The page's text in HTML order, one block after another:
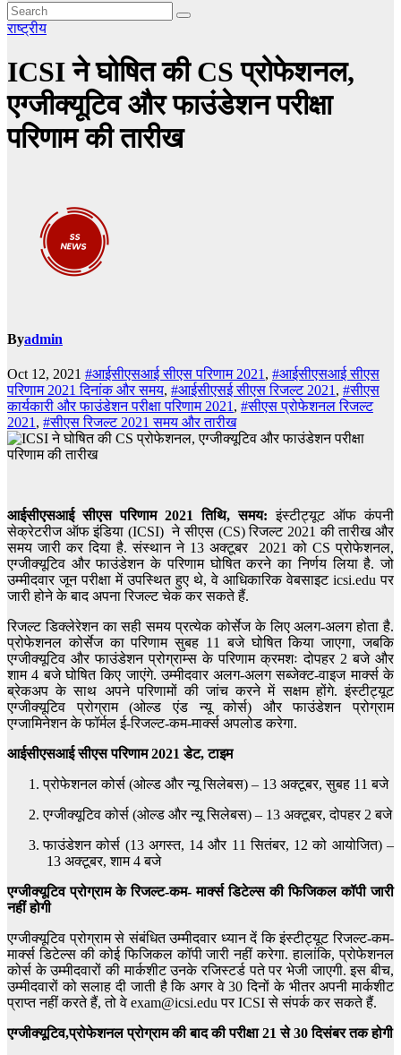
राष्ट्रीय
ICSI ने घोषित की CS प्रोफेशनल,
एग्जीक्यूटिव और फाउंडेशन परीक्षा
परिणाम की तारीख
Byadmin
Oct 12, 2021 #आईसीएसआई सीएस परिणाम 2021, #आईसीएसआई सीएस
परिणाम 2021 दिनांक और समय, #आईसीएसई सीएस रिजल्ट 2021, #सीएस
कार्यकारी और फाउंडेशन परीक्षा परिणाम 2021, #सीएस प्रोफेशनल रिजल्ट
2021, #सीएस रिजल्ट 2021 समय और तारीख
आईसीएसआई सीएस परिणाम 2021 तिथि, समय: इंस्टीट्यूट ऑफ कंपनी
सेक्रेटरीज ऑफ इंडिया (ICSI) ने सीएस (CS) रिजल्ट 2021 की तारीख और
समय जारी कर दिया है. संस्थान ने 13 अक्टूबर 2021 को CS प्रोफेशनल,
एग्जीक्यूटिव और फाउंडेशन के परिणाम घोषित करने का निर्णय लिया है. जो
उम्मीदवार जून परीक्षा में उपस्थित हुए थे, वे आधिकारिक वेबसाइट icsi.edu पर
जारी होने के बाद अपना रिजल्ट चेक कर सकते हैं.
रिजल्ट डिक्लेरेशन का सही समय प्रत्येक कोर्सेज के लिए अलग-अलग होता है.
प्रोफेशनल कोर्सेज का परिणाम सुबह 11 बजे घोषित किया जाएगा, जबकि
एग्जीक्यूटिव और फाउंडेशन प्रोग्राम्स के परिणाम क्रमशः दोपहर 2 बजे और
शाम 4 बजे घोषित किए जाएंगे. उम्मीदवार अलग-अलग सब्जेक्ट-वाइज मार्क्स के
ब्रेकअप के साथ अपने परिणामों की जांच करने में सक्षम होंगे. इंस्टीट्यूट
एग्जीक्यूटिव प्रोग्राम (ओल्ड एंड न्यू कोर्स) और फाउंडेशन प्रोग्राम
एग्जामिनेशन के फॉर्मल ई-रिजल्ट-कम-मार्क्स अपलोड करेगा.
आईसीएसआई सीएसपरिणाम 2021 डेट, टाइम
प्रोफेशनल कोर्स (ओल्ड और न्यू सिलेबस) – 13 अक्टूबर, सुबह 11 बजे
एग्जीक्यूटिव कोर्स (ओल्ड और न्यू सिलेबस) – 13 अक्टूबर, दोपहर 2 बजे
फाउंडेशन कोर्स (13 अगस्त, 14 और 11 सितंबर, 12 को आयोजित) –
13 अक्टूबर, शाम 4 बजे
एग्जीक्यूटिव प्रोग्रामकेरिजल्ट-कम- मार्क्स डिटेल्सकी फिजिकल कॉपी जारी
नहीं होगी
एग्जीक्यूटिव प्रोग्राम से संबंधित उम्मीदवार ध्यान दें कि इंस्टीट्यूट रिजल्ट-कम-
मार्क्स डिटेल्स की कोई फिजिकल कॉपी जारी नहीं करेगा. हालांकि, प्रोफेशनल
कोर्स के उम्मीदवारों की मार्कशीट उनके रजिस्टर्ड पते पर भेजी जाएगी. इस बीच,
उम्मीदवारों को सलाह दी जाती है कि अगर वे 30 दिनों के भीतर अपनी मार्कशीट
प्राप्त नहीं करते हैं, तो वे exam@icsi.edu पर ICSI से संपर्क कर सकते हैं.
एग्जीक्यूटिव,प्रोफेशनल प्रोग्राम की बाद की परीक्षा 21 से 30 दिसंबर तक होगी